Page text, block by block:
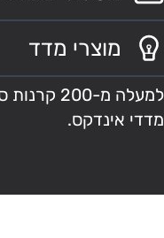
מוצרי מדד
למעלה מ-
מדדי אינדקס.